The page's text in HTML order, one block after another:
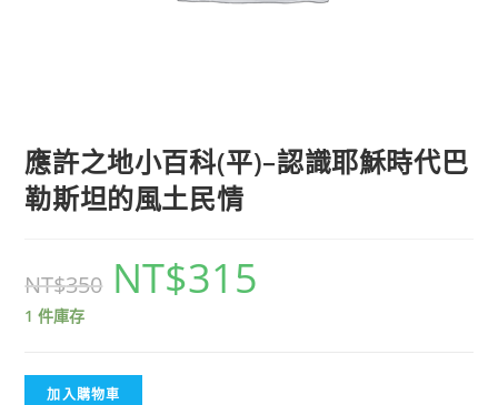
應許之地小百科(平)–認識耶穌時代巴
勒斯坦的風土民情
NT$350 NT$315
1 件庫存
加入購物車